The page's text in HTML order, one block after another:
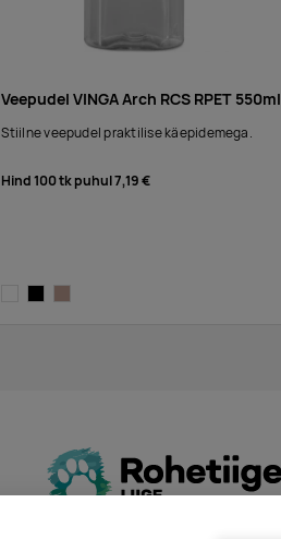
Veepudel VINGA Arch RCS RPET 550ml
Stiilne veepudel praktilise käepidemega.
Hind 100 tk puhul7,19 €